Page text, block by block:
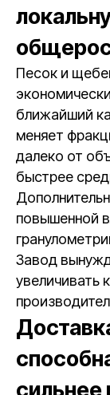
Песок и
ближайший
меняет
далеко от
быстрее
повышенной
Завод
увеличивать